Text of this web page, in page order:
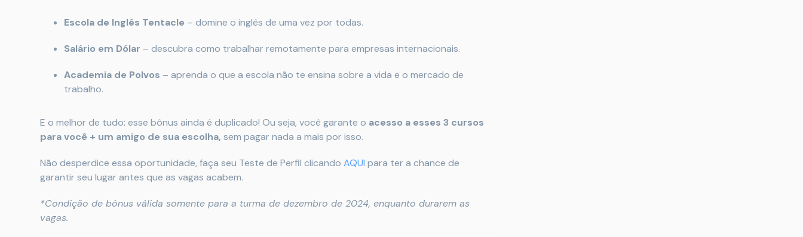
Escola de Inglês Tentacle – domine o inglês de uma vez por todas.
Salário em Dólar – descubra como trabalhar remotamente para empresas internacionais.
Academia de Polvos – aprenda o que a escola não te ensina sobre a vida e o mercado de
trabalho.
E o melhor de tudo: esse bônus ainda é duplicado! Ou seja, você garante o acesso a esses 3 cursos
para você + um amigo de sua escolha, sem pagar nada a mais por isso.
Não desperdice essa oportunidade, faça seu Teste de Perfil clicando AQUI para ter a chance de
garantir seu lugar antes que as vagas acabem.
*Condição de bônus válida somente para a turma de dezembro de 2024, enquanto durarem as
vagas.